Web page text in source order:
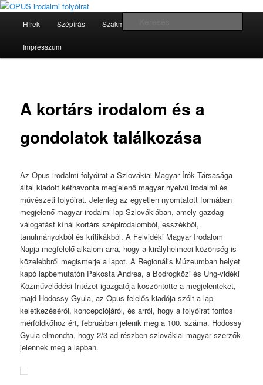
Tovább
elsődleges
tartalomraOPUS irodalmi folyóirat
irodalom és művészet
Hírek Szépírás Szakma
Impresszum
A kortárs irodalom és a
gondolatok találkozása
Az Opus irodalmi folyóirat a Szlovákiai Magyar Írók Társasága
által kiadott kéthavonta megjelenő magyar nyelvű irodalmi és
művészeti folyóirat. Jelenleg az egyetlen nyomtatott formában
megjelenő magyar irodalmi lap Szlovákiában, amely gazdag
válogatást kínál kortárs szépirodalomból, esszékből,
tanulmányokból és kritikákból. A Felvidéki Magyar Irodalom
Napja megfelelő alkalom arra, hogy a királyhelmeci közönség is
közelebbről megismerje a lapot. A Regionális Múzeumban helyet
kapó lapbemutatón Pakosta Andrea, a Bodrogközi és Ung-vidéki
Közművelődési Intézet igazgatója köszöntötte a megjelenteket,
majd Hodossy Gyula, az Opus felelős kiadója szólt a lap
keletkezéséről, koncepciójáról, és arról, hogy a folyóirat fontos
mérföldkőhöz ért, februárban jelenik meg a 100. száma. Hodossy
Gyula elmondta, hogy 2/3-ad részben szlovákiai magyar szerzők
jelennek meg a lapban.